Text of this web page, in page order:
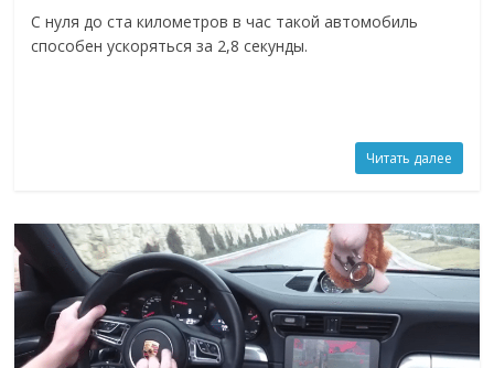
С нуля до ста километров в час такой автомобиль
способен ускоряться за 2,8 секунды.
Читать далее